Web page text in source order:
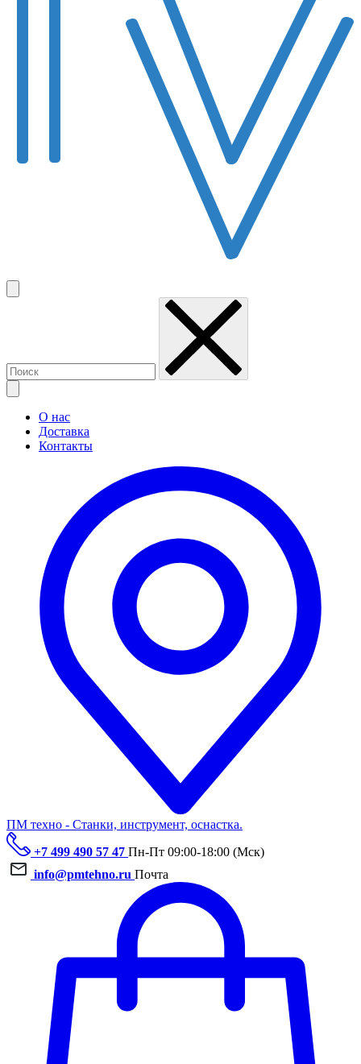
О нас
Доставка
Контакты
ПМ техно - Станки, инструмент, оснастка.
+7 499 490 57 47 Пн-Пт 09:00-18:00 (Мск)
info@pmtehno.ru Почта